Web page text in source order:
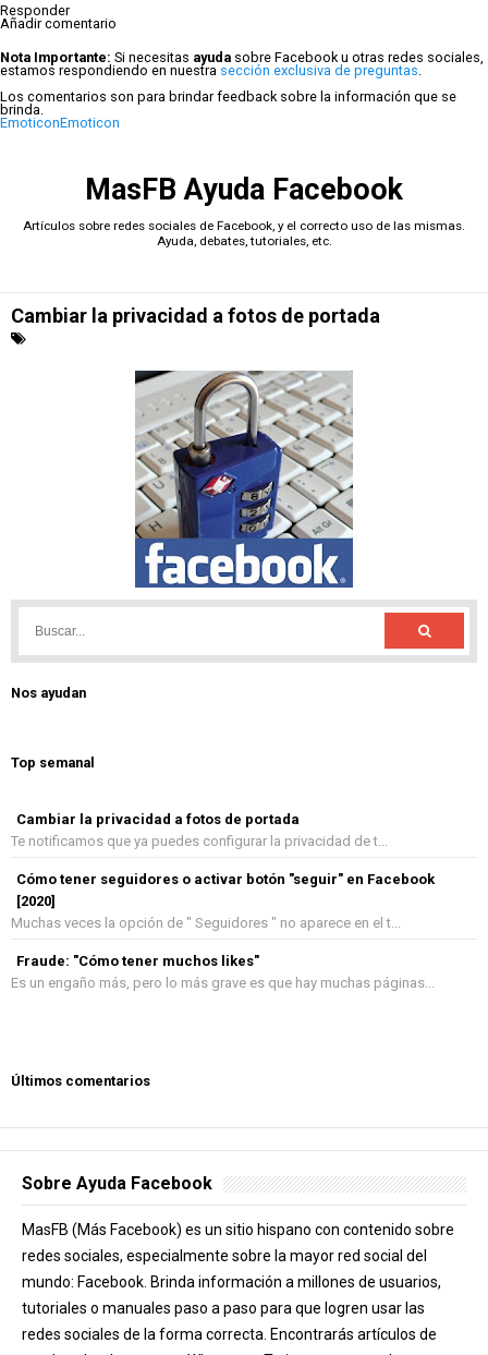
Responder
Añadir comentario
Nota Importante: Si necesitas ayuda sobre Facebook u otras redes sociales,
estamos respondiendo en nuestra sección exclusiva de preguntas
Los comentarios son para brindar feedback sobre la información que se
brinda.
EmoticonEmoticon
Nos ayudan
Top semanal
Cambiar la privacidad a fotos de portada
Te notificamos que ya puedes configurar la privacidad de t...
Cómo tener seguidores o activar botón "seguir" en Facebook
[2020]
Muchas veces la opción de " Seguidores " no aparece en el t...
Fraude: "Cómo tener muchos likes"
Es un engaño más, pero lo más grave es que hay muchas páginas...
Últimos comentarios
Sobre Ayuda Facebook
MasFB (Más Facebook) es un sitio hispano con contenido sobre
redes sociales, especialmente sobre la mayor red social del
mundo: Facebook. Brinda información a millones de usuarios,
tutoriales o manuales paso a paso para que logren usar las
redes sociales de la forma correcta. Encontrarás artículos de